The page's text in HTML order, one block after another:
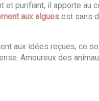
et purifiant, il apporte au
aux algues est sans
aux idées reçues, ce
Amoureux des